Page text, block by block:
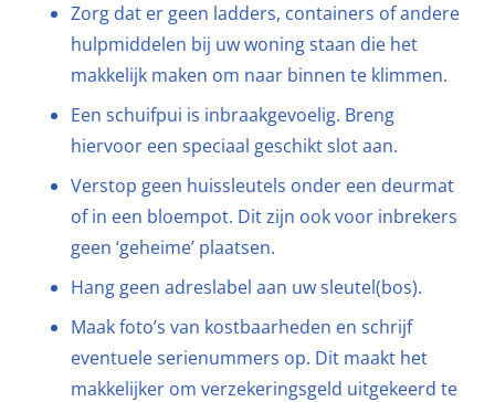
Zorg dat er geen ladders, containers of andere
hulpmiddelen bij uw woning staan die het
makkelijk maken om naar binnen te klimmen.
Een schuifpui is inbraakgevoelig. Breng
hiervoor een speciaal geschikt slot aan.
Verstop geen huissleutels onder een deurmat
of in een bloempot. Dit zijn ook voor inbrekers
geen ‘geheime’ plaatsen.
Hang geen adreslabel aan uw sleutel(bos).
Maak foto’s van kostbaarheden en schrijf
eventuele serienummers op. Dit maakt het
makkelijker om verzekeringsgeld uitgekeerd te